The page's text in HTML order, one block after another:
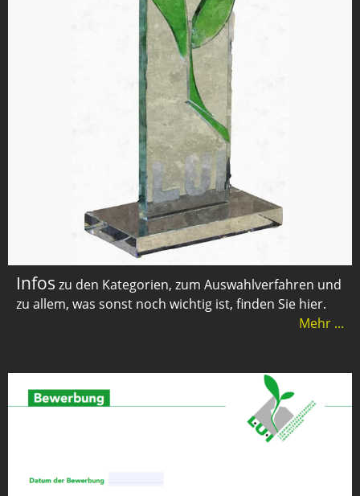
Infos zu den Kategorien, zum Auswahlverfahren und
zu allem, was sonst noch wichtig ist, finden Sie hier.
Mehr ...